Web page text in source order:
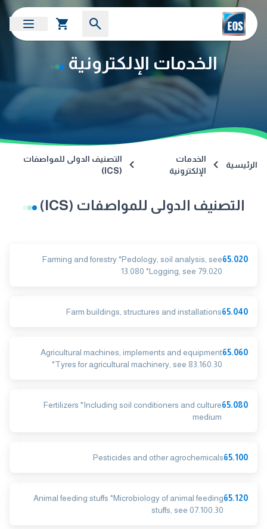
الخدمات الإلكترونية
الرئيسية
الخدمات
الإلكترونية
التصنيف الدولى للمواصفات
(ICS)
التصنيف الدولى للمواصفات (ICS)
65.020
Farming and forestry *Pedology, soil analysis, see
13.080 *Logging, see 79.020
65.040
Farm buildings, structures and installations
65.060
Agricultural machines, implements and equipment
*Tyres for agricultural machinery, see 83.160.30
65.080
Fertilizers *Including soil conditioners and culture
medium
65.100
Pesticides and other agrochemicals
65.120
Animal feeding stuffs *Microbiology of animal feeding
stuffs, see 07.100.30